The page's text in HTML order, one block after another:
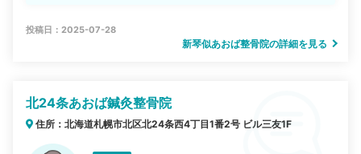
投稿日：2025-07-28
新琴似あおば整骨院の詳細を見る
北24条あおば鍼灸整骨院
住所：北海道札幌市北区北24条西4丁目1番2号 ビル三友1F